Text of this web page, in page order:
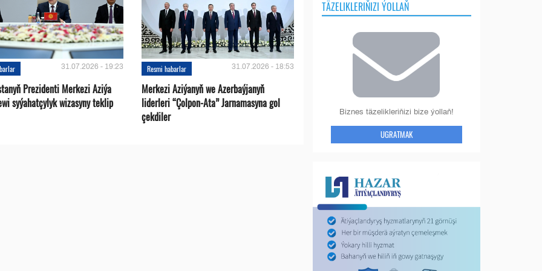
31.07.2026 - 19:23
Prezidenti Merkezi Aziýa
syýahatçylyk wizasyny teklip
Resmi habarlar 31.07.2026 - 18:53
Merkezi Aziýanyň we Azerbaýjanyň
liderleri “Çolpon-Ata” Jarnamasyna gol
çekdiler
TÄZELIKLERIŇIZI ÝOLLAŇ
Biznes täzelikleriňizi bize ýollaň!
UGRATMAK